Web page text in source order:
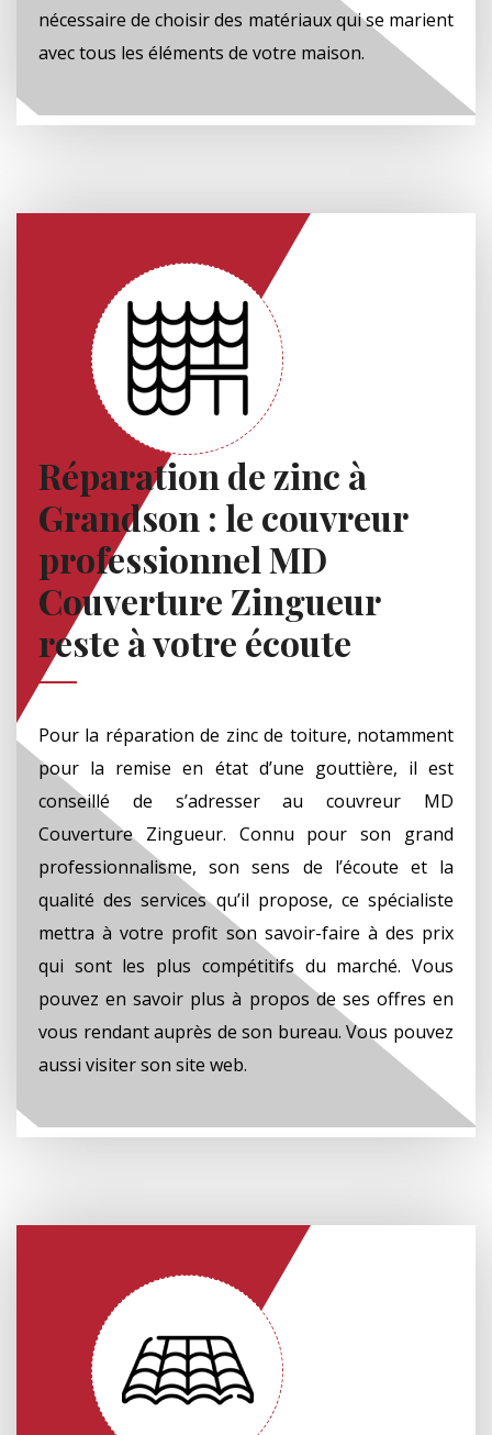
nécessaire de choisir des matériaux qui se marient
avec tous les éléments de votre maison.
Réparation de zinc à
Grandson : le couvreur
professionnel MD
Couverture Zingueur
reste à votre écoute
Pour la réparation de zinc de toiture, notamment
pour la remise en état d’une gouttière, il est
conseillé de s’adresser au couvreur MD
Couverture Zingueur. Connu pour son grand
professionnalisme, son sens de l’écoute et la
qualité des services qu’il propose, ce spécialiste
mettra à votre profit son savoir-faire à des prix
qui sont les plus compétitifs du marché. Vous
pouvez en savoir plus à propos de ses offres en
vous rendant auprès de son bureau. Vous pouvez
aussi visiter son site web.